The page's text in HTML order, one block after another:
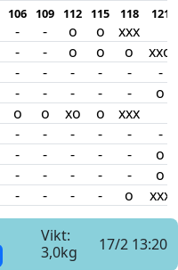
106 109 112 115 118 121
- - o o xxx
- - o o o xxo
- - - - - -
- - - - - o
o o xo o xxx
- - - - - -
- - - - - o
- - - - - o
- - - - o xxx
Vikt:
3,0kg
17/2 13:20